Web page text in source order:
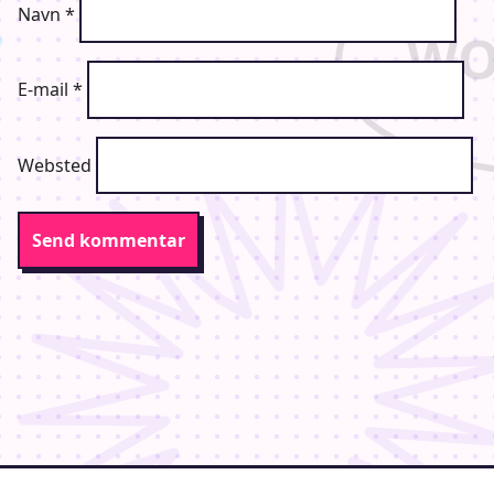
Navn *
E-mail *
Websted